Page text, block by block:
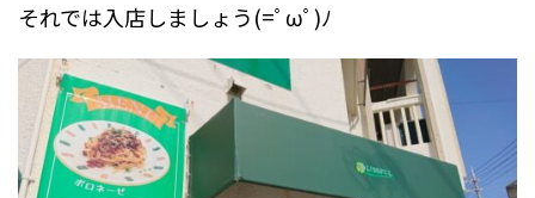
それでは入店しましょう(=ﾟωﾟ)ﾉ